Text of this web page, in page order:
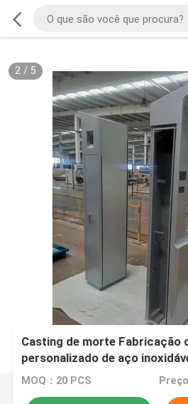
2/ 5
Casting de morte Fabricação
personalizado de aço
carga de pilha por corte a laser
MOQ：20 PCS